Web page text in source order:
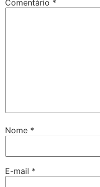
Comentário *
Nome *
E-mail *